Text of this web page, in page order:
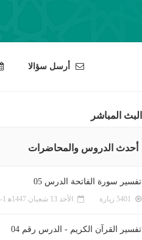
أرسل سؤالا
البث المباشر
أحدث الدروس والمحاضرات
تفسير سورة الفاتحة الدرس 05
الأحد 13 شعبان 1447ﻫ 1-2-2026م
تفسير القرآن الكريم - الدرس رقم 04